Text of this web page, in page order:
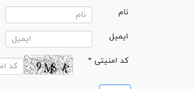
نام
ایمیل
* کد امنیتی